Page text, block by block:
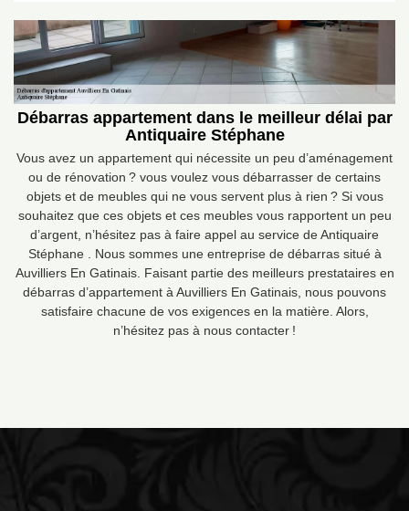
Débarras appartement dans le meilleur délai par
Antiquaire Stéphane
Vous avez un appartement qui nécessite un peu d’aménagement
ou de rénovation ? vous voulez vous débarrasser de certains
objets et de meubles qui ne vous servent plus à rien ? Si vous
souhaitez que ces objets et ces meubles vous rapportent un peu
d’argent, n’hésitez pas à faire appel au service de Antiquaire
Stéphane . Nous sommes une entreprise de débarras situé à
Auvilliers En Gatinais. Faisant partie des meilleurs prestataires en
débarras d’appartement à Auvilliers En Gatinais, nous pouvons
satisfaire chacune de vos exigences en la matière. Alors,
n’hésitez pas à nous contacter !